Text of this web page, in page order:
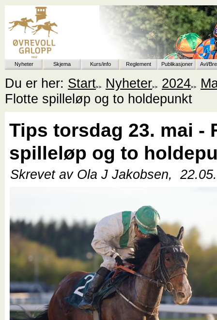
Nyheter Skjema Kurs/info Reglement Publikasjoner Avl/
Du er her: Start Nyheter 2024
Flotte spilleløp og to holdepunkt
Tips torsdag 23. mai -
spilleløp og to
Skrevet av Ola J Jakobsen,